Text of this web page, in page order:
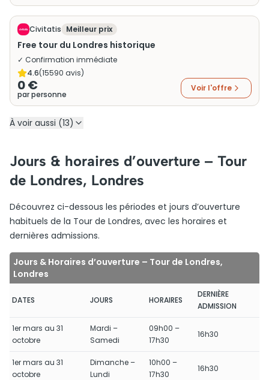
Civitatis Meilleur prix
Free tour du Londres historique
✓ Confirmation immédiate
4.6(15590 avis)
0 €
par personne
Voir l'offre
À voir aussi (13)
Jours & horaires d’ouverture – Tour
de Londres, Londres
Découvrez ci-dessous les périodes et jours d’ouverture
habituels de la Tour de Londres, avec les horaires et
dernières admissions.
Jours & Horaires d’ouverture – Tour de Londres,
Londres
DATES JOURS HORAIRES
DERNIÈRE
ADMISSION
1er mars au 31
octobre
Mardi –
Samedi
09h00 –
17h30
16h30
1er mars au 31
octobre
Dimanche –
Lundi
10h00 –
17h30
16h30